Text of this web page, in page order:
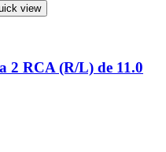
view
2 RCA (R/L) de 11.0